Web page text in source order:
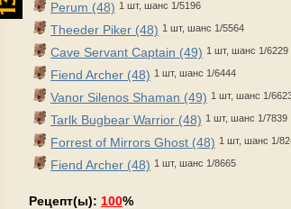
Perum (48) 1 шт, шанс 1/5196
Theeder Piker (48) 1 шт, шанс 1/5564
Cave Servant Captain (49) 1 шт, шанс 1/6229
Fiend Archer (48) 1 шт, шанс 1/6444
Vanor Silenos Shaman (49) 1 шт, шанс 1/
Tarlk Bugbear Warrior (48) 1 шт, шанс 1/7839
Forrest of Mirrors Ghost (48) 1 шт, шанс 1/
Fiend Archer (48) 1 шт, шанс 1/8665
Рецепт(ы): 100%